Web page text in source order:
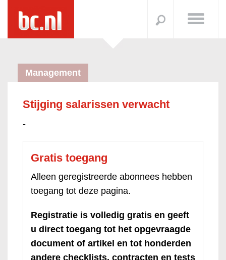
Management
Stijging salarissen verwacht
-
Gratis toegang
Alleen geregistreerde abonnees hebben
toegang tot deze pagina.
Registratie is volledig gratis en geeft
u direct toegang tot het opgevraagde
document of artikel en tot honderden
andere checklists, contracten en tests